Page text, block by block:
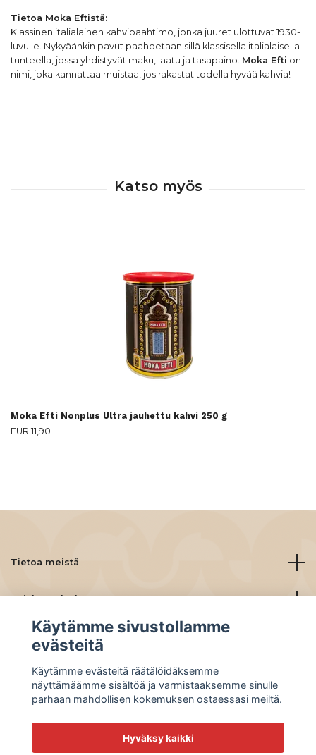
Tietoa Moka Eftistä:
Klassinen italialainen kahvipaahtimo, jonka juuret ulottuvat 1930-
luvulle. Nykyäänkin pavut paahdetaan sillä klassisella italialaisella
tunteella, jossa yhdistyvät maku, laatu ja tasapaino. Moka Efti on
nimi, joka kannattaa muistaa, jos rakastat todella hyvää kahvia!
Moka Efti Nonplus Ultra jauhettu kahvi 250 g
EUR 11,90
Tietoa meistä
Asiakaspalvelu
Lue lisää
Social Media
Käytämme sivustollamme
evästeitä
Käytämme evästeitä räätälöidäksemme
näyttämäämme sisältöä ja varmistaaksemme sinulle
parhaan mahdollisen kokemuksen ostaessasi meiltä.
Hyväksy kaikki